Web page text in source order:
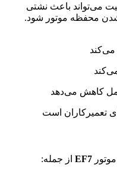
می‌تواند باعث نشتی
محفظه موتور شود.
می‌کند
کاهش می‌دهد
تعمیرکاران است
EF7 از جمله: